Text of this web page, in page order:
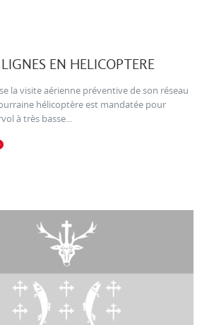
EN HELICOPTERE
la visite aérienne préventive de son réseau
hélicoptère est mandatée pour
à très basse...